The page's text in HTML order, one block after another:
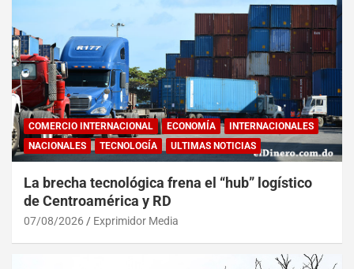
COMERCIO INTERNACIONAL ECONOMÍA
INTERNACIONALES
NACIONALES
TECNOLOGÍA ULTIMAS NOTICIAS
La brecha tecnológica frena el “hub” logístico
de Centroamérica y RD
07/08/2026 Exprimidor Media